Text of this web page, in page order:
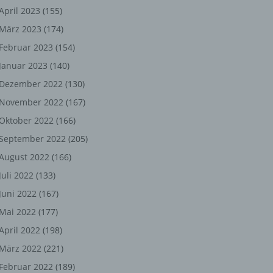
2023 (155)
März 2023 (174)
Februar 2023 (154)
Januar 2023 (140)
Dezember 2022 (130)
November 2022 (167)
Oktober 2022 (166)
September 2022 (205)
2022 (166)
Juli 2022 (133)
Juni 2022 (167)
Mai 2022 (177)
2022 (198)
März 2022 (221)
Februar 2022 (189)
oder